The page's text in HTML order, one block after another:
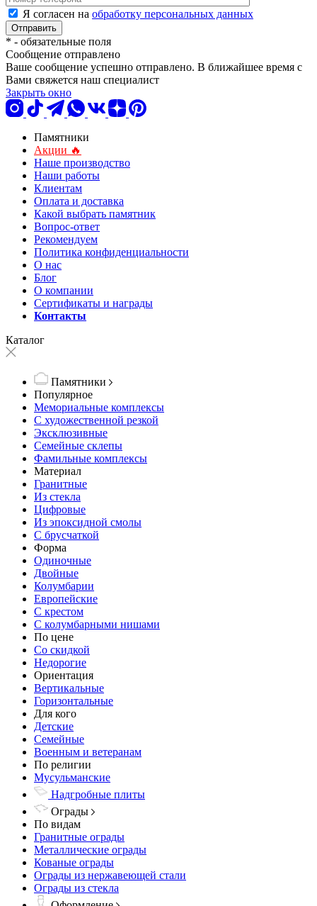
Я согласен на обработку персональных данных
* - обязательные поля
Сообщение отправлено
Ваше сообщение успешно отправлено. В ближайшее время с
Вами свяжется наш специалист
Закрыть окно
Памятники
Акции 🔥
Наше производство
Наши работы
Клиентам
Оплата и доставка
Какой выбрать памятник
Вопрос-ответ
Рекомендуем
Политика конфиденциальности
О нас
Блог
О компании
Сертификаты и награды
Контакты
Каталог
Памятники
Популярное
Мемориальные комплексы
С художественной резкой
Эксклюзивные
Семейные склепы
Фамильные комплексы
Материал
Гранитные
Из стекла
Цифровые
Из эпоксидной смолы
С брусчаткой
Форма
Одиночные
Двойные
Колумбарии
Европейские
С крестом
С колумбарными нишами
По цене
Со скидкой
Недорогие
Ориентация
Вертикальные
Горизонтальные
Для кого
Детские
Семейные
Военным и ветеранам
По религии
Мусульманские
Надгробные плиты
Ограды
По видам
Гранитные ограды
Металлические ограды
Кованые ограды
Ограды из нержавеющей стали
Ограды из стекла